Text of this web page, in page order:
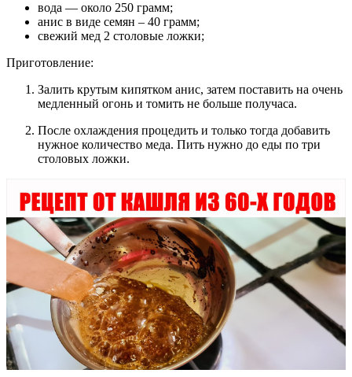
вода — около 250 грамм;
анис в виде семян – 40 грамм;
свежий мед 2 столовые ложки;
Приготовление:
Залить крутым кипятком анис, затем поставить на очень
медленный огонь и томить не больше получаса.
После охлаждения процедить и только тогда добавить
нужное количество меда. Пить нужно до еды по три
столовых ложки.